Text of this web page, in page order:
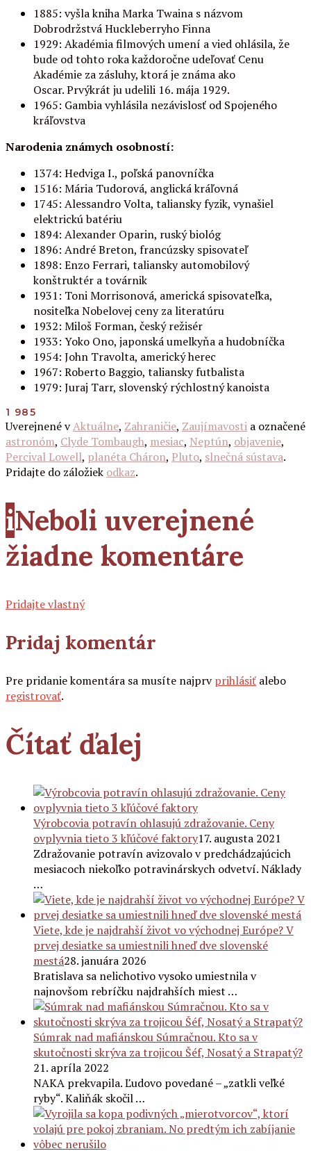
1885: vyšla kniha Marka Twaina s názvom
Dobrodržstvá Huckleberryho Finna
1929: Akadémia filmových umení a vied ohlásila, že
bude od tohto roka každoročne udeľovať Cenu
Akadémie za zásluhy, ktorá je známa ako
Oscar. Prvýkrát ju udelili 16. mája 1929.
1965: Gambia vyhlásila nezávislosť od Spojeného
kráľovstva
Narodenia známych osobností:
1374: Hedviga I., poľská panovníčka
1516: Mária Tudorová, anglická kráľovná
1745: Alessandro Volta, taliansky fyzik, vynašiel
elektrickú batériu
1894: Alexander Oparin, ruský biológ
1896: André Breton, francúzsky spisovateľ
1898: Enzo Ferrari, taliansky automobilový
konštruktér a továrnik
1931: Toni Morrisonová, americká spisovateľka,
nositeľka Nobelovej ceny za literatúru
1932: Miloš Forman, český režisér
1933: Yoko Ono, japonská umelkyňa a hudobníčka
1954: John Travolta, americký herec
1967: Roberto Baggio, taliansky futbalista
1979: Juraj Tarr, slovenský rýchlostný kanoista
1 985
Uverejnené vAktuálne, Zahraničie, Zaujímavosti a označené
astronóm, Clyde Tombaugh, mesiac, Neptún, objavenie,
Percival Lowell, planéta Cháron, Pluto, slnečná sústava.
Pridajte do záložiek odkaz.
iNeboli uverejnené
žiadne komentáre
Pridajte vlastný
Pridaj komentár
Pre pridanie komentára sa musíte najprvprihlásiť alebo
registrovať.
Čítať ďalej
Výrobcovia potravín ohlasujú zdražovanie. Ceny
ovplyvnia tieto 3 kľúčové faktory17. augusta 2021
Zdražovanie potravín avizovalo v predchádzajúcich
mesiacoch niekoľko potravinárskych odvetví. Náklady
…
Viete, kde je najdrahší život vo východnej Európe? V
prvej desiatke sa umiestnili hneď dve slovenské
mestá28. januára 2026
Bratislava sa nelichotivo vysoko umiestnila v
najnovšom rebríčku najdrahších miest …
Súmrak nad mafiánskou Súmračnou. Kto sa v
skutočnosti skrýva za trojicou Šéf, Nosatý a Strapatý?
21. apríla 2022
NAKA prekvapila. Ľudovo povedané – „zatkli veľké
ryby“. Kaliňák skočil …